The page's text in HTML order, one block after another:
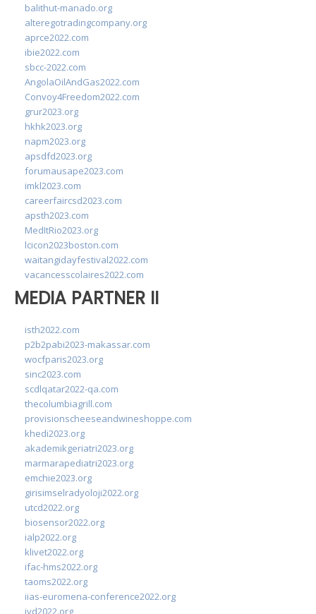
balithut-manado.org
alteregotradingcompany.org
aprce2022.com
ibie2022.com
sbcc-2022.com
AngolaOilAndGas2022.com
Convoy4Freedom2022.com
grur2023.org
hkhk2023.org
napm2023.org
apsdfd2023.org
forumausape2023.com
imkl2023.com
careerfaircsd2023.com
apsth2023.com
MedItRio2023.org
lcicon2023boston.com
waitangidayfestival2022.com
vacancesscolaires2022.com
MEDIA PARTNER II
isth2022.com
p2b2pabi2023-makassar.com
wocfparis2023.org
sinc2023.com
scdlqatar2022-qa.com
thecolumbiagrill.com
provisionscheeseandwineshoppe.com
khedi2023.org
akademikgeriatri2023.org
marmarapediatri2023.org
emchie2023.org
girisimselradyoloji2022.org
utcd2022.org
biosensor2022.org
ialp2022.org
klivet2022.org
ifac-hms2022.org
taoms2022.org
iias-euromena-conference2022.org
ivd2022.org